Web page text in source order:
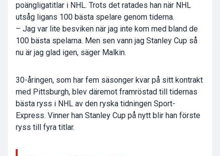
poängligatitlar i NHL. Trots det ratades han när NHL
utsåg ligans 100 bästa spelare genom tiderna.
– Jag var lite besviken när jag inte kom med bland de
100 bästa spelarna. Men sen vann jag Stanley Cup så
nu är jag glad igen, säger Malkin.
30-åringen, som har fem säsonger kvar på sitt kontrakt
med Pittsburgh, blev däremot framröstad till tidernas
bästa ryss i NHL av den ryska tidningen Sport-
Express. Vinner han Stanley Cup på nytt blir han förste
ryss till fyra titlar.